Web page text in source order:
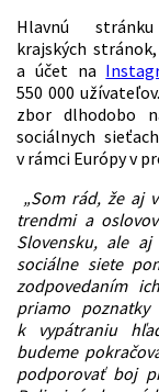
Hlavnú
krajských
a účet na
550 000
zbor dlhodobo
sociálnych
v rámci Európy v
„Som rád, že aj
trendmi a
Slovensku, ale
sociálne siete
zodpovedaním
priamo
k vypátraniu
budeme
podporovať boj